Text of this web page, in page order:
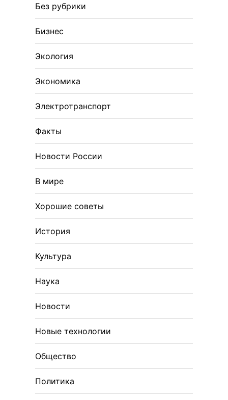
Без рубрики
Бизнес
Экология
Экономика
Электротранспорт
Факты
Новости России
В мире
Хорошие советы
История
Культура
Наука
Новости
Новые технологии
Общество
Политика